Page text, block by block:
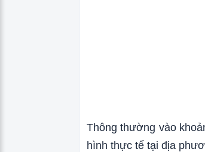
Thông thường vào
hình thực tế tại địa